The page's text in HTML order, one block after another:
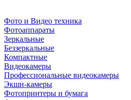
Фото и Видео техника
Фотоаппараты
Зеркальные
Беззеркальные
Компактные
Видеокамеры
Профессиональные видеокамеры
Экшн-камеры
Фотопринтеры и бумага